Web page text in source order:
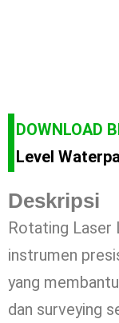
DOWNLOAD
Level
Deskripsi
Rotating Laser
instrumen
yang
dan surveying